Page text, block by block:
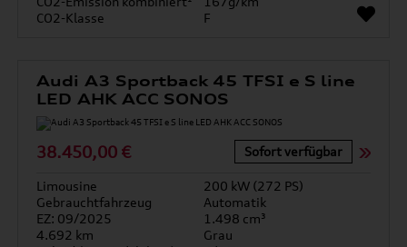
CO2-Klasse
F
Audi A3 Sportback 45 TFSI e S line
LED AHK ACC SONOS
38.450,00 € Sofort verfügbar
Limousine
200 kW (272 PS)
Gebrauchtfahrzeug
Automatik
EZ: 09/2025
1.498 cm³
4.692 km
Grau